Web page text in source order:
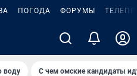
ПОГОДА ФОРУМЫ
воду С чем омские кандидаты